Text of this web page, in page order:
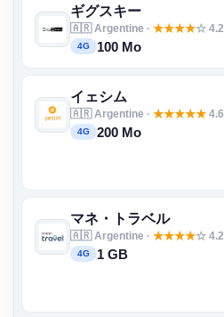
ギグスキー
🇦🇷 Argentine · ★★★★☆ 4.2
4G 100 Mo
イェシム
🇦🇷 Argentine · ★★★★★ 4.6
4G 200 Mo
マネ・トラベル
🇦🇷 Argentine · ★★★★☆ 4.2
4G 1 GB